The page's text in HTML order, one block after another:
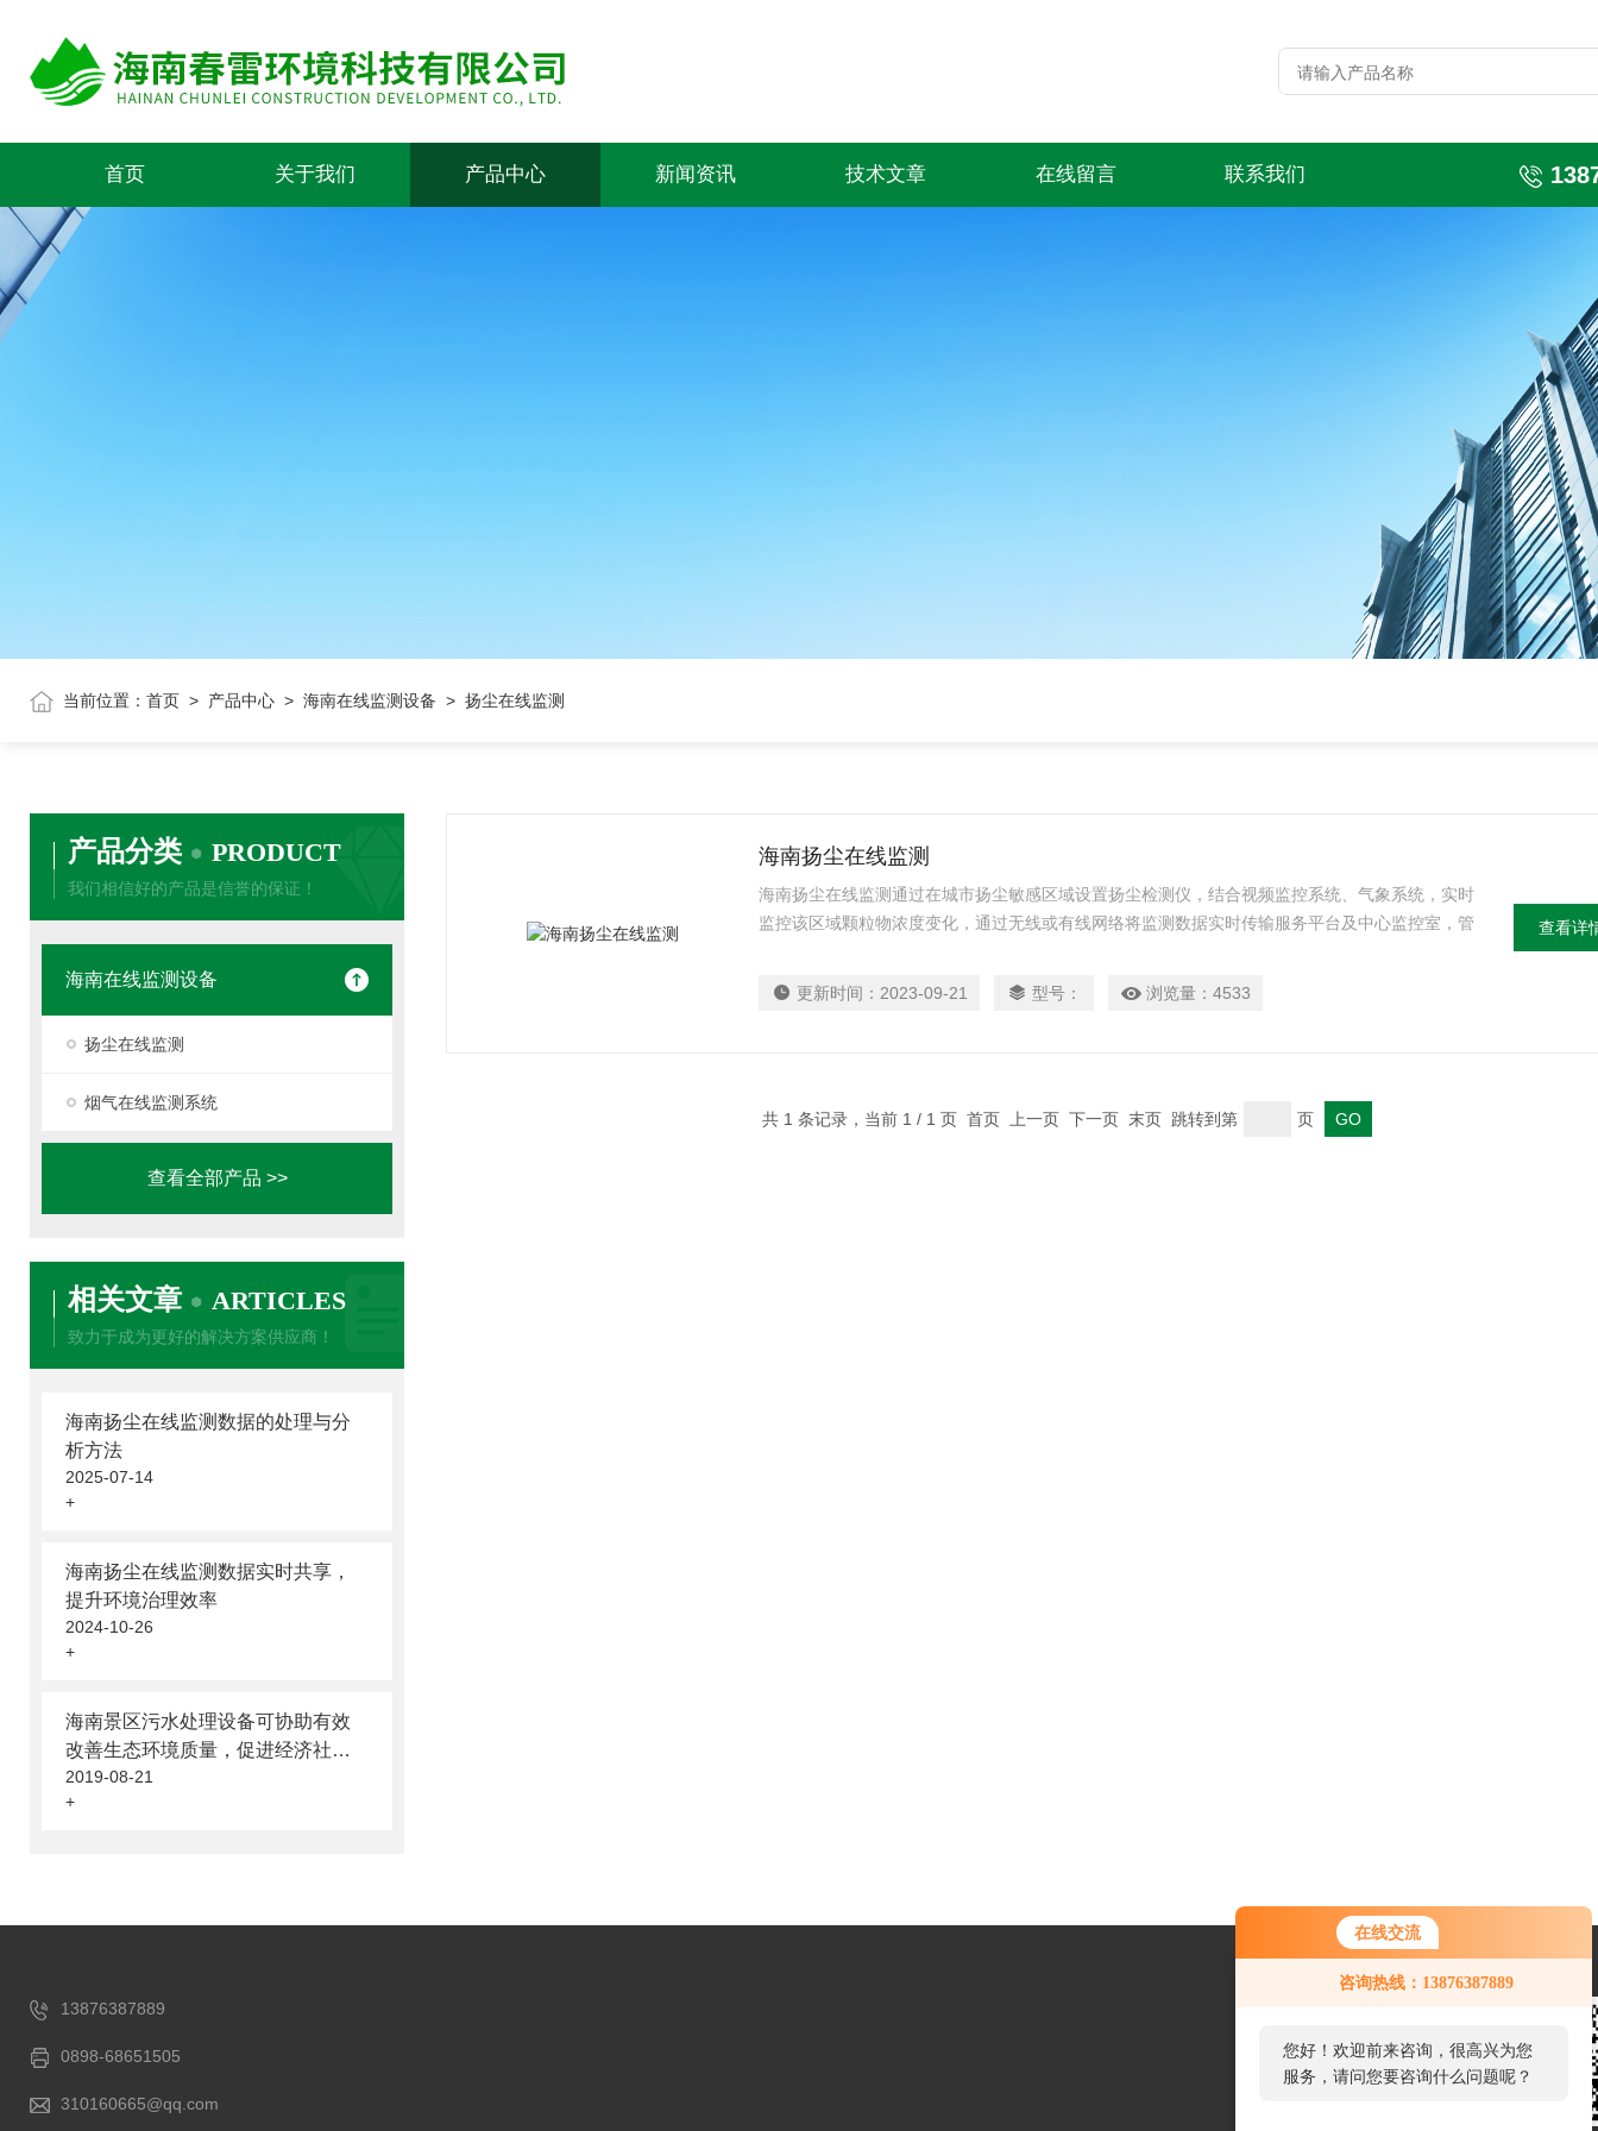
在线交流
咨询热线：13876387889
您好！欢迎前来咨询，很高兴为您
服务，请问您要咨询什么问题呢？
首页 关于我们 产品中心 新闻资讯 技术文章 在线留言 联系我们
当前位置： 首页 > 产品中心 > 海南在线监测设备 > 扬尘在线监测
产品分类 PRODUCT
我们相信好的产品是信誉的保证！
海南在线监测设备
扬尘在线监测
烟气在线监测系统
查看全部产品 >>
相关文章 ARTICLES
致力于成为更好的解决方案供应商！
海南扬尘在线监测数据的处理与分
析方法
2025-07-14
+
海南扬尘在线监测数据实时共享，
提升环境治理效率
2024-10-26
+
海南景区污水处理设备可协助有效
改善生态环境质量，促进经济社会
可持续发展
2019-08-21
+
海南扬尘在线监测
海南扬尘在线监测通过在城市扬尘敏感区域设置扬尘检测仪，结合视频监控系统、气象系统，实时
监控该区域颗粒物浓度变化，通过无线或有线网络将监测数据实时传输服务平台及中心监控室，管
更新时间： 2023-09-21 型号： 浏览量：4533
查看详
共 1 条记录，当前 1 / 1 页 首页 上一页 下一页 末页 跳转到第 页
13876387889
0898-68651505
310160665@qq.com